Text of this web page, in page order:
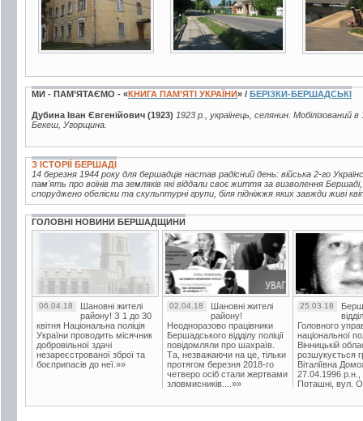
МИ - ПАМ’ЯТАЄМО - «КНИГА ПАМ’ЯТІ УКРАЇНИ» / БЕРІЗКИ-БЕРШАДСЬКІ
Дубина Іван Євгенійович (1923) 1923 р., українець, селянин.
Бекеш, Угорщина.
З ІСТОРІЇ БЕРШАДІ
14 березня 1944 року для бершадців настав радісний день: війська 2-го
пам'ять про воїнів та земляків які віддали своє життя за визволення
споруджено обеліски та скульптурні групи, біля підніжжя яких завжди живі
ГОЛОВНІ НОВИНИ БЕРШАДЩИНИ
06.04.18
Шановні жителі
району! З 1 до 30
квітня Національна поліція
України проводить місячник
добровільної здачі
незареєстрованої зброї та
боєприпасів до неї.»»
02.04.18
Шановні жителі
району!
Неодноразово працівники
Бершадського відділу поліції
повідомляли про шахраїв.
Та, незважаючи на це, тільки
протягом березня 2018-го
четверо осіб стали жертвами
зловмисників....»»
25.03.18
Головного
національної
Вінницькій
розшукується
Віталіївна
27.04.1996 р.н.,
Поташні, вул.